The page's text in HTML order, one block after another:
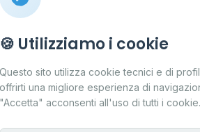
Contatti
Per gestori
🍪 Utilizziamo i cookie
Questo sito utilizza cookie tecnici e di
offrirti una migliore esperienza di
"Accetta" acconsenti all'uso di tutti i cookie.